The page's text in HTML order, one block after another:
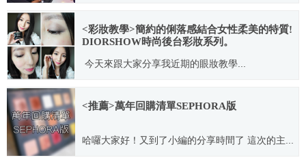
2017.11.27
<彩妝教學>簡約的俐落感結合女性柔美的特質!
DIORSHOW時尚後台彩妝系列。
今天來跟大家分享我近期的眼妝教學...
2015.05.31
<推薦>萬年回購清單SEPHORA版
哈囉大家好！又到了小編的分享時間了 這次的主...